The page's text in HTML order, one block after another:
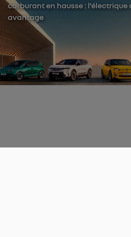
carburant en hausse :
avantage